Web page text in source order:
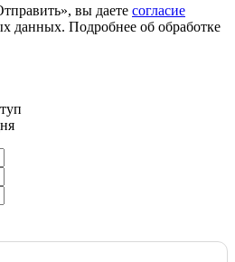
вы даете согласие
данных. Подробнее об обработке